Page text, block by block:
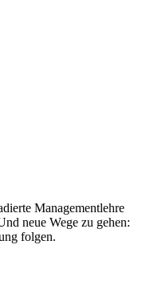
Managementlehre
neue Wege zu gehen:
folgen.